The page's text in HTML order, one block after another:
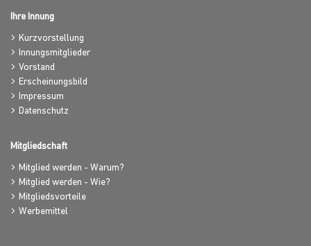
Ihre Innung
Kurzvorstellung
Innungsmitglieder
Vorstand
Erscheinungsbild
Impressum
Datenschutz
Mitgliedschaft
Mitglied werden - Warum?
Mitglied werden - Wie?
Mitgliedsvorteile
Werbemittel